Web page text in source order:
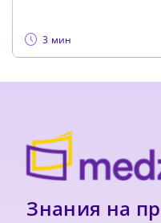
3 мин
Знания на